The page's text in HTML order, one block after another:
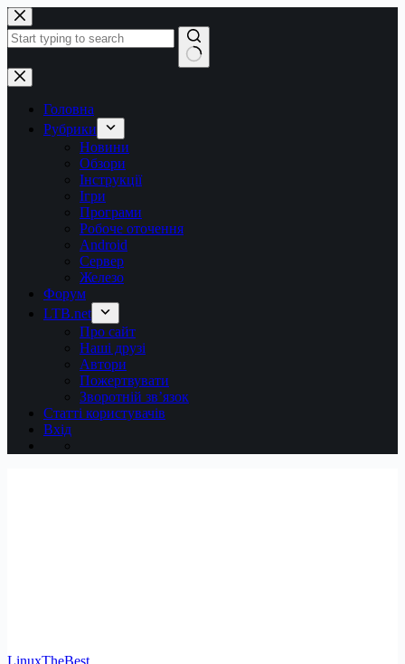
Перейти
до
вмісту
Немає
результатів
Головна
Рубрики
Новини
Обзори
Інструкції
Ігри
Програми
Робоче оточення
Android
Сервер
Железо
Форум
LTB.net
Про сайт
Наші друзі
Автори
Пожертвувати
Зворотній зв’язок
Статті користувачів
Вхід
LinuxTheBest